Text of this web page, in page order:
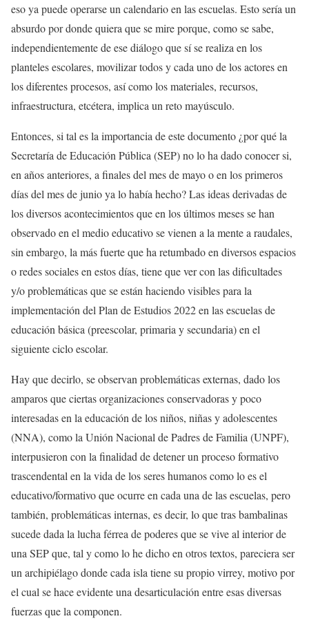
eso ya puede operarse un calendario en las escuelas. Esto sería un
absurdo por donde quiera que se mire porque, como se sabe,
independientemente de ese diálogo que sí se realiza en los
planteles escolares, movilizar todos y cada uno de los actores en
los diferentes procesos, así como los materiales, recursos,
infraestructura, etcétera, implica un reto mayúsculo.
Entonces, si tal es la importancia de este documento ¿por qué la
Secretaría de Educación Pública (SEP) no lo ha dado conocer si,
en años anteriores, a finales del mes de mayo o en los primeros
días del mes de junio ya lo había hecho? Las ideas derivadas de
los diversos acontecimientos que en los últimos meses se han
observado en el medio educativo se vienen a la mente a raudales,
sin embargo, la más fuerte que ha retumbado en diversos espacios
o redes sociales en estos días, tiene que ver con las dificultades
y/o problemáticas que se están haciendo visibles para la
implementación del Plan de Estudios 2022 en las escuelas de
educación básica (preescolar, primaria y secundaria) en el
siguiente ciclo escolar.
Hay que decirlo, se observan problemáticas externas, dado los
amparos que ciertas organizaciones conservadoras y poco
interesadas en la educación de los niños, niñas y adolescentes
(NNA), como la Unión Nacional de Padres de Familia (UNPF),
interpusieron con la finalidad de detener un proceso formativo
trascendental en la vida de los seres humanos como lo es el
educativo/formativo que ocurre en cada una de las escuelas, pero
también, problemáticas internas, es decir, lo que tras bambalinas
sucede dada la lucha férrea de poderes que se vive al interior de
una SEP que, tal y como lo he dicho en otros textos, pareciera ser
un archipiélago donde cada isla tiene su propio virrey, motivo por
el cual se hace evidente una desarticulación entre esas diversas
fuerzas que la componen.